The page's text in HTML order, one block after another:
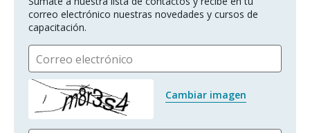
correo electrónico nuestras novedades y cursos de
capacitación.
Correo electrónico
Cambiar imagen